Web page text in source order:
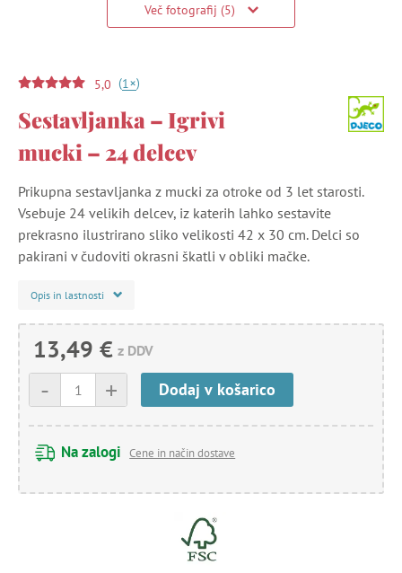
Več fotografij (5)
5,0 (1+)
Sestavljanka – Igrivi
mucki – 24 delcev
Prikupna sestavljanka z mucki za otroke od 3 let starosti.
Vsebuje 24 velikih delcev, iz katerih lahko sestavite
prekrasno ilustrirano sliko velikosti 42 x 30 cm. Delci so
pakirani v čudoviti okrasni škatli v obliki mačke.
Opis in lastnosti
13,49 € z DDV
+
- Dodaj v košarico
Na zalogi Cene in način dostave